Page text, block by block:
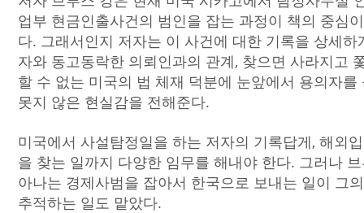
업부 현금인출사건의 범인을 잡는 과정이 책의 중심
다. 그래서인지 저자는 이 사건에 대한 기록을 상세
자와 동고동락한 의뢰인과의 관계, 찾으면 사라지고
할 수 없는 미국의 법 체재 덕분에 눈앞에서 용의자
못지 않은 현실감을 전해준다.
미국에서 사설탐정일을 하는 저자의 기록답게, 해외
을 찾는 일까지 다양한 임무를 해내야 한다. 그러나
아나는 경제사범을 잡아서 한국으로 보내는 일이 그
추적하는 일도 맡았다.